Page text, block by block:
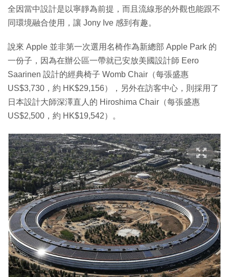
全因當中設計是以寧靜為前提，而且流線形的外觀也能跟不
同環境融合使用，讓 Jony Ive 感到有趣。
說來 Apple 並非第一次選用名椅作為新總部 Apple Park 的
一份子，因為在辦公區一帶就已安放美國設計師 Eero
Saarinen 設計的經典椅子 Womb Chair（每張盛惠
US$3,730，約 HK$29,156），另外在訪客中心，則採用了
日本設計大師深澤直人的 Hiroshima Chair（每張盛惠
US$2,500，約 HK$19,542）。